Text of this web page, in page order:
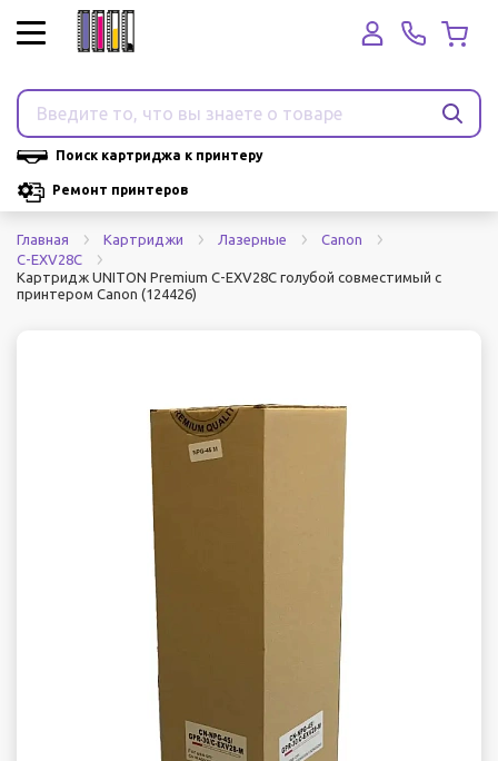
Поиск картриджа к принтеру
Ремонт принтеров
Главная Картриджи Лазерные
Canon
C-EXV28C
Картридж UNITON Premium C-EXV28C голубой совместимый с
принтером Canon (124426)